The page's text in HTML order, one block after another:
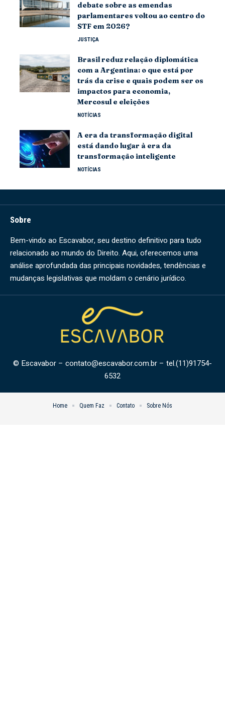
debate sobre as emendas
parlamentares voltou ao centro do
STF em 2026?
JUSTIÇA
Brasil reduz relação diplomática
com a Argentina: o que está por
trás da crise e quais podem ser os
impactos para economia,
Mercosul e eleições
NOTÍCIAS
A era da transformação digital
está dando lugar à era da
transformação inteligente
NOTÍCIAS
Sobre
Bem-vindo ao Escavabor, seu destino definitivo para tudo
relacionado ao mundo do Direito. Aqui, oferecemos uma
análise aprofundada das principais novidades, tendências e
mudanças legislativas que moldam o cenário jurídico.
© Escavabor – contato@escavabor.com.br – tel.(11)91754-
6532
Home Quem Faz Contato Sobre Nós